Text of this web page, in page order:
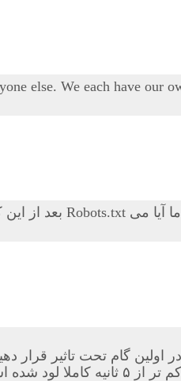
else. We each have our
بعد از
گام تحت تاثیر قرار
با یک سایت روبرو شود که